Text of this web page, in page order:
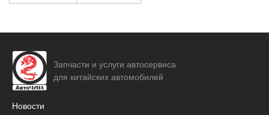
Запчасти и услуги автосервиса
для китайских автомобилей
Новости